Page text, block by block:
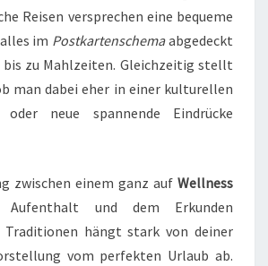
Reisen versprechen eine bequeme
im Postkartenschemaabgedeckt
zu Mahlzeiten. Gleichzeitig stellt
man dabei eher in einer kulturellen
neue spannende Eindrücke
zwischen einem ganz auf Wellness
Aufenthalt und dem Erkunden
Traditionen hängt stark von deiner
vom perfekten Urlaub ab.